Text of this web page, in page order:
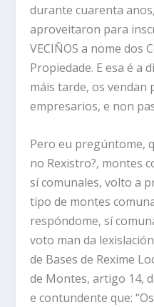
durante cuarenta
aproveitaron para
VECIÑOS a nome dos
Propiedade. E esa é a
máis tarde, os vendan
empresarios, e non
Pero eu pregúntome,
no Rexistro?, montes
sí comunales, volto a
tipo de montes
respóndome, sí
voto man da
de Bases de Rexime
de Montes, artigo 14,
e contundente que: